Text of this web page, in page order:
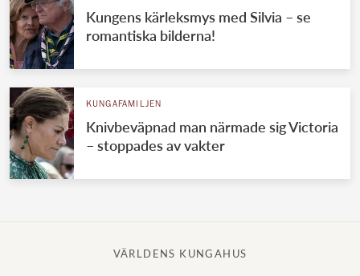
Kungens kärleksmys med Silvia – se
romantiska bilderna!
KUNGAFAMILJEN
Knivbeväpnad man närmade sig Victoria
– stoppades av vakter
VÄRLDENS KUNGAHUS